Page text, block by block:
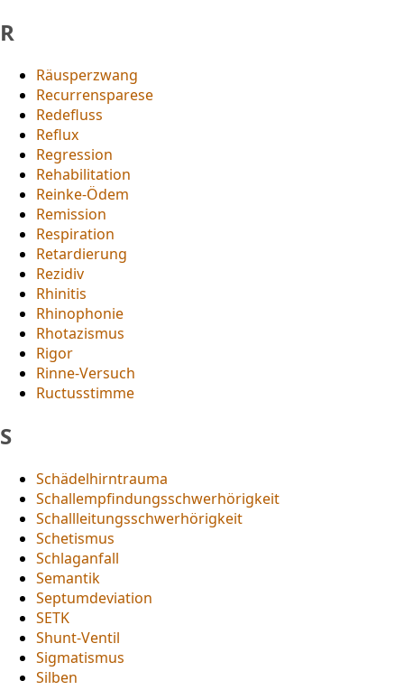
R
Räusperzwang
Recurrensparese
Redefluss
Reflux
Regression
Rehabilitation
Reinke-Ödem
Remission
Respiration
Retardierung
Rezidiv
Rhinitis
Rhinophonie
Rhotazismus
Rigor
Rinne-Versuch
Ructusstimme
S
Schädelhirntrauma
Schallempfindungsschwerhörigkeit
Schallleitungsschwerhörigkeit
Schetismus
Schlaganfall
Semantik
Septumdeviation
SETK
Shunt-Ventil
Sigmatismus
Silben